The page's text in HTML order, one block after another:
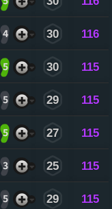
4 30 116
5 30 115
5 29 115
5 27 115
3 25 115
5 29 115